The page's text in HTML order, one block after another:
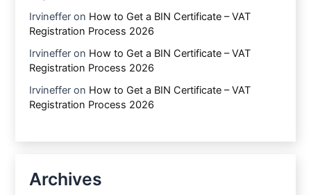
Irvineffer on How to Get a BIN Certificate – VAT
Registration Process 2026
Irvineffer on How to Get a BIN Certificate – VAT
Registration Process 2026
Irvineffer on How to Get a BIN Certificate – VAT
Registration Process 2026
Archives